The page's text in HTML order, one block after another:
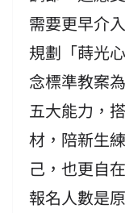
需要更早介
規劃「蒔光
念標準教案
五大能力，
材，陪新生
己，也更自
報名人數是